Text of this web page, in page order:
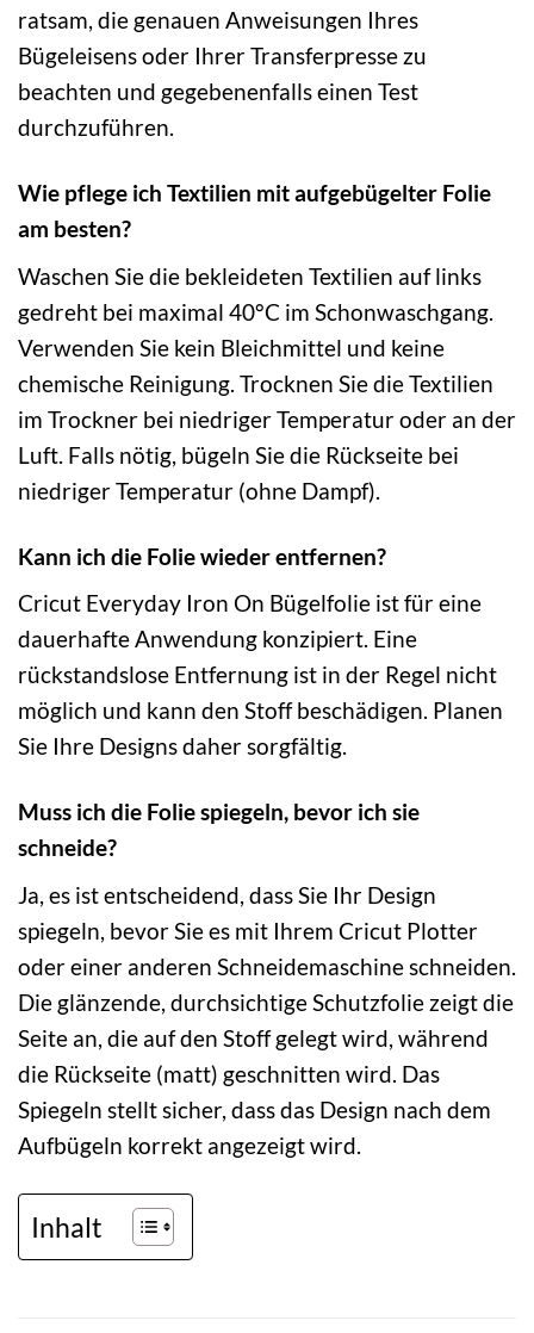
ratsam, die genauen Anweisungen Ihres
Bügeleisens oder Ihrer Transferpresse zu
beachten und gegebenenfalls einen Test
durchzuführen.
Wie pflege ich Textilien mit aufgebügelter Folie
am besten?
Waschen Sie die bekleideten Textilien auf links
gedreht bei maximal 40°C im Schonwaschgang.
Verwenden Sie kein Bleichmittel und keine
chemische Reinigung. Trocknen Sie die Textilien
im Trockner bei niedriger Temperatur oder an der
Luft. Falls nötig, bügeln Sie die Rückseite bei
niedriger Temperatur (ohne Dampf).
Kann ich die Folie wieder entfernen?
Cricut Everyday Iron On Bügelfolie ist für eine
dauerhafte Anwendung konzipiert. Eine
rückstandslose Entfernung ist in der Regel nicht
möglich und kann den Stoff beschädigen. Planen
Sie Ihre Designs daher sorgfältig.
Muss ich die Folie spiegeln, bevor ich sie
schneide?
Ja, es ist entscheidend, dass Sie Ihr Design
spiegeln, bevor Sie es mit Ihrem Cricut Plotter
oder einer anderen Schneidemaschine schneiden.
Die glänzende, durchsichtige Schutzfolie zeigt die
Seite an, die auf den Stoff gelegt wird, während
die Rückseite (matt) geschnitten wird. Das
Spiegeln stellt sicher, dass das Design nach dem
Aufbügeln korrekt angezeigt wird.
Inhalt